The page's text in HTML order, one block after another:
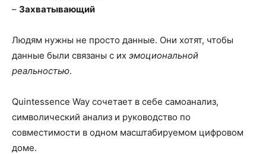
– Захватывающий
Людям нужны не просто данные. Они хотят, чтобы
данные были связаны с их эмоциональной
реальностью.
Quintessence Way сочетает в себе самоанализ,
символический анализ и руководство по
совместимости в одном масштабируемом цифровом
доме.